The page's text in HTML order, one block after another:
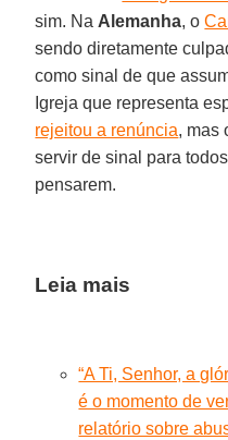
sim. Na Alemanha, o
sendo diretamente
como sinal de que
Igreja que representa
rejeitou a renúncia, mas
servir de sinal para
pensarem.
Leia mais
“A Ti, Senhor, a
é o momento de
relatório sobre